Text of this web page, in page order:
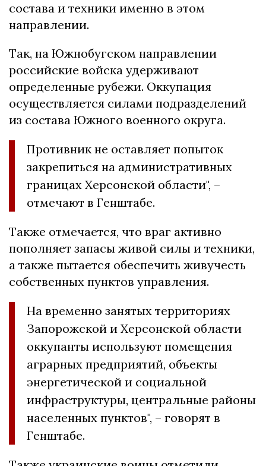
состава и техники именно в этом
направлении.
Так, на Южнобугском направлении
российские войска удерживают
определенные рубежи. Оккупация
осуществляется силами подразделений
из состава Южного военного округа.
Противник не оставляет попыток
закрепиться на административных
границах Херсонской области", –
отмечают в Генштабе.
Также отмечается, что враг активно
пополняет запасы живой силы и техники,
а также пытается обеспечить живучесть
собственных пунктов управления.
На временно занятых территориях
Запорожской и Херсонской области
оккупанты используют помещения
аграрных предприятий, объекты
энергетической и социальной
инфраструктуры, центральные районы
населенных пунктов", – говорят в
Генштабе.